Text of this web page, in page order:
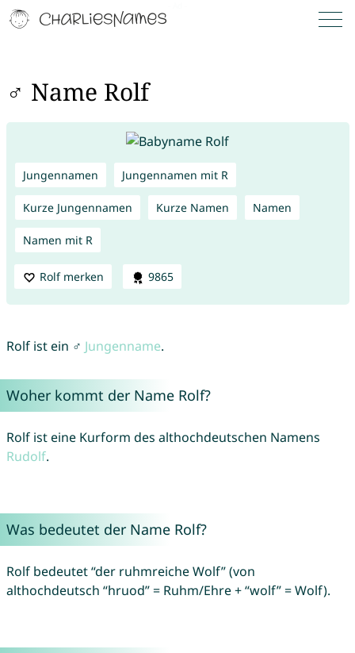
♂ Name Rolf
Jungennamen Jungennamen mit R
Kurze Jungennamen Kurze Namen Namen
Namen mit R
Rolf merken 9865
Rolf ist ein ♂ Jungenname.
Woher kommt der Name Rolf?
Rolf ist eine Kurform des althochdeutschen Namens
Rudolf.
Was bedeutet der Name Rolf?
Rolf bedeutet “der ruhmreiche Wolf” (von
althochdeutsch “hruod” = Ruhm/Ehre + “wolf” = Wolf).